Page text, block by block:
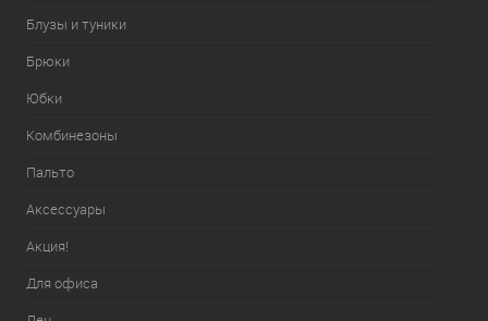
Блузы и туники
Брюки
Юбки
Комбинезоны
Пальто
Аксессуары
Акция!
Для офиса